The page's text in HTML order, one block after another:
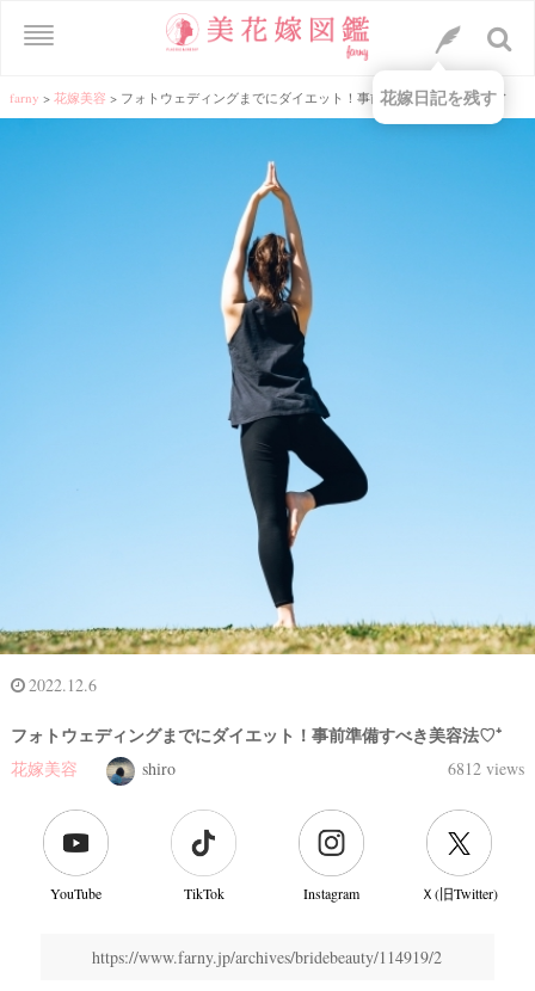
farny > 花嫁美容 > フォトウェディングまでにダイエット！事前準備すべき美容法♡⁺
2022.12.6
フォトウェディングまでにダイエット！事前準備すべき美容法♡⁺
花嫁美容 shiro 6812 views
YouTube TikTok Instagram Ｘ(旧Twitter)
https://www.farny.jp/archives/bridebeauty/114919/2
花嫁日記を残す